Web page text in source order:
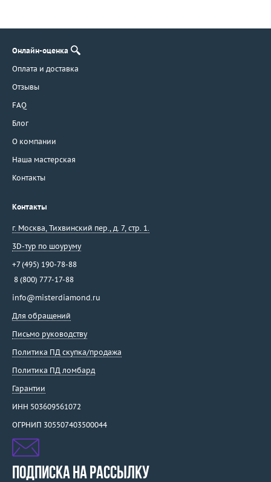
Онлайн-оценка
Оплата и доставка
Отзывы
FAQ
Блог
О компании
Наша мастерская
Контакты
Контакты
г. Москва, Тихвинский пер., д. 7, стр. 1.
3D-тур по шоуруму
+7 (495) 190-78-88
8 (800) 777-17-88
info@misterdiamond.ru
Для обращений
Письмо руководству
Политика ПД скупка/продажа
Политика ПД ломбард
Гарантии
ИНН 503609561072
ОГРНИП 305507403500044
ПОДПИСКА НА РАССЫЛКУ